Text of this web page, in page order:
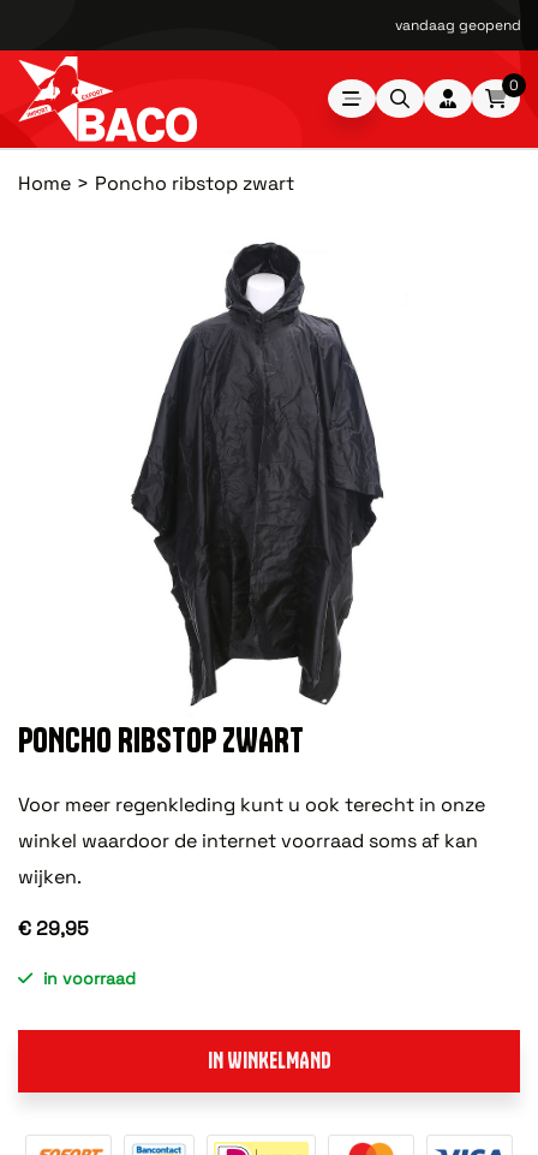
vandaag geopend
0
Home Poncho ribstop zwart
PONCHO RIBSTOP ZWART
Voor meer regenkleding kunt u ook terecht in onze
winkel waardoor de internet voorraad soms af kan
wijken.
€ 29,95
in voorraad
IN WINKELMAND